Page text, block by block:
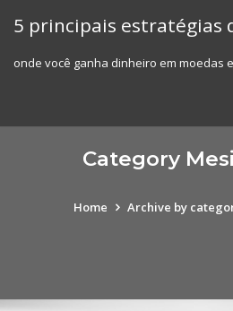
5 principais estratégias
onde você ganha dinheiro em moedas
Category
Home Archive by